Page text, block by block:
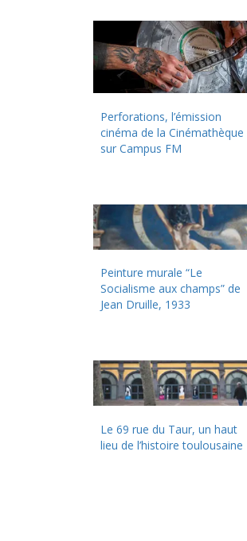
Perforations, l’émission
cinéma de la Cinémathèque
sur Campus FM
Peinture murale “Le
Socialisme aux champs” de
Jean Druille, 1933
Le 69 rue du Taur, un haut
lieu de l’histoire toulousaine